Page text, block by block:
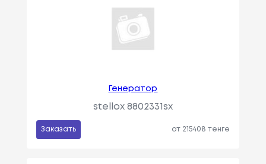
Генератор
stellox 8802331sx
Заказать от 215408 тенге